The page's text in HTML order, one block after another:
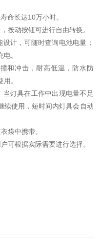
命长达10万小时。
按动按钮可进行自由转换。
计，可随时查询电池电量；
。
和冲击，耐高低温，防水防
。
灯具在工作中出现电量不足
续使用，短时间内灯具会自动
袋中携带。
可根据实际需要进行选择。